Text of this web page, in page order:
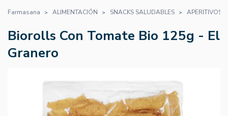
Farmasana ALIMENTACIÓN SNACKS SALUDABLES APERITIVOS
Biorolls Con Tomate Bio 125g - El
Granero